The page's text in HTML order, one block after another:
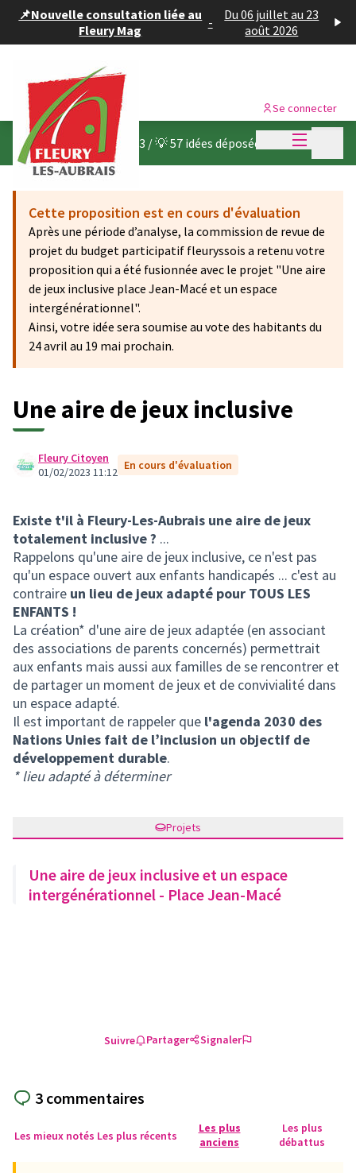
📌Nouvelle consultation liée au
Fleury Mag
-
Du 06 juillet au 23
août 2026
Menu
Se connecter
Budget participatif 2023 /💡 57 idées déposées
Cette proposition est en cours d'évaluation
Après une période d’analyse, la commission de revue de
projet du budget participatif fleuryssois a retenu votre
proposition qui a été fusionnée avec le projet "Une aire
de jeux inclusive place Jean-Macé et un espace
intergénérationnel".
Ainsi, votre idée sera soumise au vote des habitants du
24 avril au 19 mai prochain.
Une aire de jeux inclusive
Fleury Citoyen
01/02/2023 11:12 En cours d'évaluation
Existe t'il à Fleury-Les-Aubrais une aire de jeux
totalement inclusive ? ...
Rappelons qu'une aire de jeux inclusive, ce n'est pas
qu'un espace ouvert aux enfants handicapés ... c'est au
contraire un lieu de jeux adapté pour TOUS LES
ENFANTS !
La création* d'une aire de jeux adaptée (en associant
des associations de parents concernés) permettrait
aux enfants mais aussi aux familles de se rencontrer et
de partager un moment de jeux et de convivialité dans
un espace adapté.
Il est important de rappeler que l'agenda 2030 des
Nations Unies fait de l’inclusion un objectif de
développement durable.
* lieu adapté à déterminer
Projets
Une aire de jeux inclusive et un espace
intergénérationnel - Place Jean-Macé
Suivre Partager Signaler
3 commentaires
Les mieux notés Les plus récents
Les plus
anciens
Les plus
débattus
Panneau de gestion des cookies